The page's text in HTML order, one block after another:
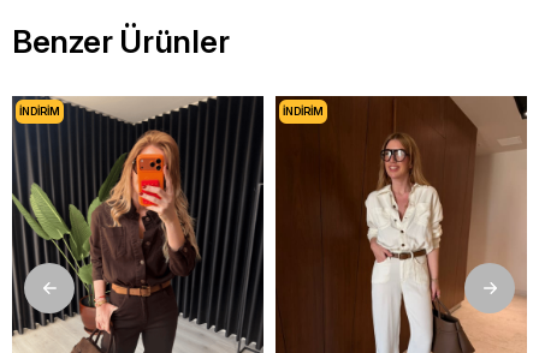
Benzer Ürünler
İNDIRIM İNDIRIM